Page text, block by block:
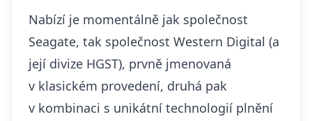
Nabízí je momentálně jak společnost
Seagate, tak společnost Western Digital (a
její divize HGST), prvně jmenovaná
v klasickém provedení, druhá pak
v kombinaci s unikátní technologií plnění